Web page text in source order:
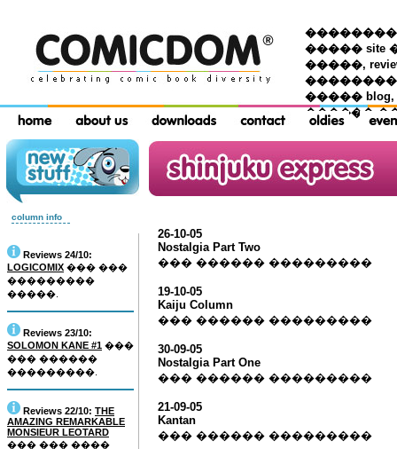
���������
����� site
�����,
����� blog,
������
column info
Reviews 24/10:
LOGICOMIX ��� ���
���������
�����.
Reviews 23/10:
SOLOMON KANE #1 ���
��� ������
���������.
Reviews 22/10: THE
AMAZING REMARKABLE
MONSIEUR LEOTARD
��� ��� ����
26-10-05
Nostalgia Part Two
��� ������ ���������
19-10-05
Kaiju Column
��� ������ ���������
30-09-05
Nostalgia Part One
��� ������ ���������
21-09-05
Kantan
��� ������ ���������